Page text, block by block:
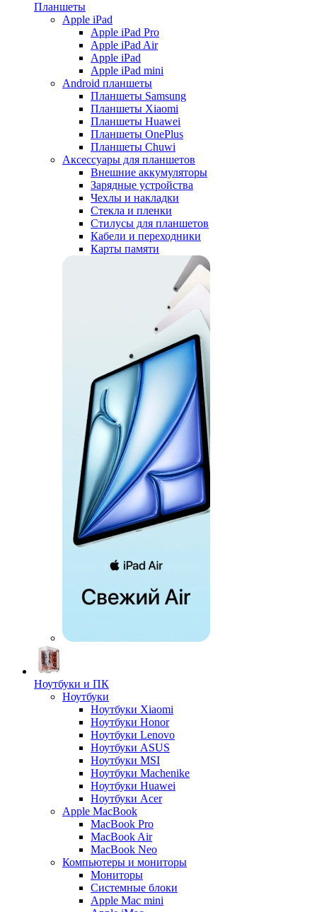
Планшеты
Apple iPad
Apple iPad Pro
Apple iPad Air
Apple iPad
Apple iPad mini
Android планшеты
Планшеты Samsung
Планшеты Xiaomi
Планшеты Huawei
Планшеты OnePlus
Планшеты Chuwi
Аксессуары для планшетов
Внешние аккумуляторы
Зарядные устройства
Чехлы и накладки
Стекла и пленки
Стилусы для планшетов
Кабели и переходники
Карты памяти
Ноутбуки и ПК
Ноутбуки
Ноутбуки Xiaomi
Ноутбуки Honor
Ноутбуки Lenovo
Ноутбуки ASUS
Ноутбуки MSI
Ноутбуки Machenike
Ноутбуки Huawei
Ноутбуки Acer
Apple MacBook
MacBook Pro
MacBook Air
MacBook Neo
Компьютеры и мониторы
Мониторы
Системные блоки
Apple Mac mini